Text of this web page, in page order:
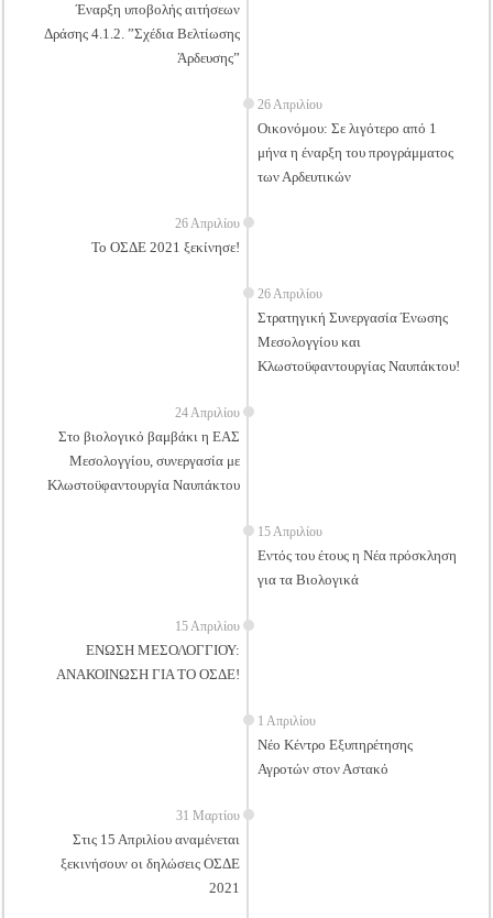
Έναρξη υποβολής αιτήσεων
Δράσης 4.1.2. ”Σχέδια Βελτίωσης
Άρδευσης”
26 Απριλίου
Οικονόμου: Σε λιγότερο από 1
μήνα η έναρξη του προγράμματος
των Αρδευτικών
26 Απριλίου
Το ΟΣΔΕ 2021 ξεκίνησε!
26 Απριλίου
Στρατηγική Συνεργασία Ένωσης
Μεσολογγίου και
Κλωστοϋφαντουργίας Ναυπάκτου!
24 Απριλίου
Στο βιολογικό βαμβάκι η ΕΑΣ
Μεσολογγίου, συνεργασία με
Κλωστοϋφαντουργία Ναυπάκτου
15 Απριλίου
Εντός του έτους η Νέα πρόσκληση
για τα Βιολογικά
15 Απριλίου
ΕΝΩΣΗ ΜΕΣΟΛΟΓΓΙΟΥ:
ΑΝΑΚΟΙΝΩΣΗ ΓΙΑ ΤΟ ΟΣΔΕ!
1 Απριλίου
Νέο Κέντρο Εξυπηρέτησης
Αγροτών στον Αστακό
31 Μαρτίου
Στις 15 Απριλίου αναμένεται
ξεκινήσουν οι δηλώσεις ΟΣΔΕ
2021